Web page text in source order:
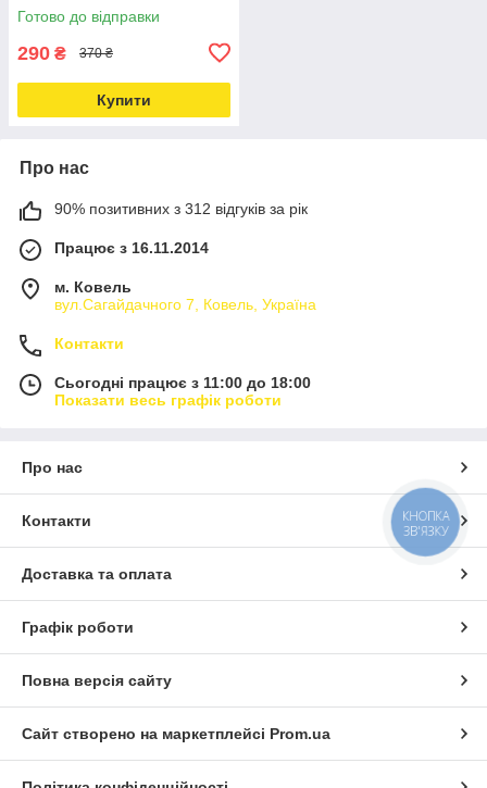
Готово до відправки
290 ₴ 370 ₴
Купити
Про нас
90% позитивних з 312 відгуків за рік
Працює з 16.11.2014
м. Ковель
вул.Сагайдачного 7, Ковель, Україна
Контакти
Сьогодні працює з 11:00 до 18:00
Показати весь графік роботи
Про нас
Контакти
Доставка та оплата
Графік роботи
Повна версія сайту
Сайт створено на маркетплейсі Prom.ua
КНОПКА
ЗВ'ЯЗКУ